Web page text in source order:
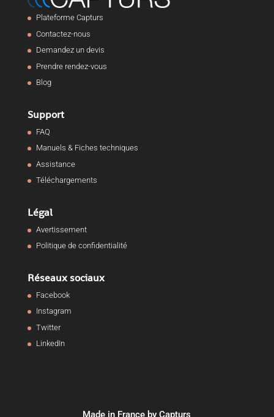
Plateforme Capturs
Contactez-nous
Demandez un devis
Prendre rendez-vous
Blog
Support
FAQ
Manuels & Fiches techniques
Assistance
Téléchargements
Légal
Avertissement
Politique de confidentialité
Réseaux sociaux
Facebook
Instagram
Twitter
LinkedIn